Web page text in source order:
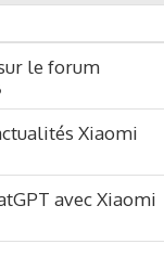
le forum
Xiaomi
avec Xiaomi